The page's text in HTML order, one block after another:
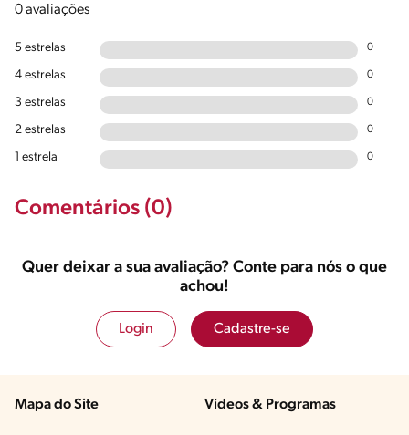
0 avaliações
5 estrelas 0
4 estrelas 0
3 estrelas 0
2 estrelas 0
1 estrela 0
Comentários (0)
Quer deixar a sua avaliação? Conte para nós o que
achou!
Login Cadastre-se
Mapa do Site Vídeos & Programas​